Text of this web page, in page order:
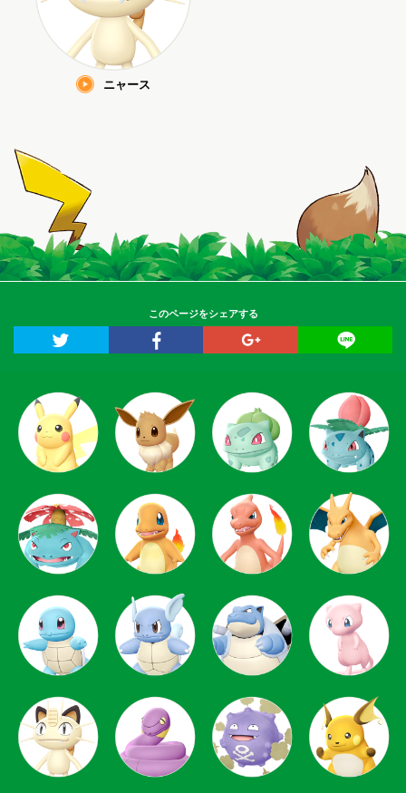
ニャース
このページをシェアする